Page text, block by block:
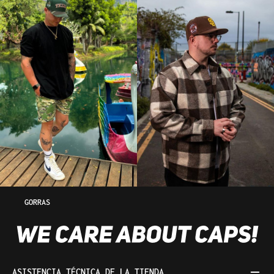
GORRAS
ASISTENCIA TÉCNICA DE LA TIENDA